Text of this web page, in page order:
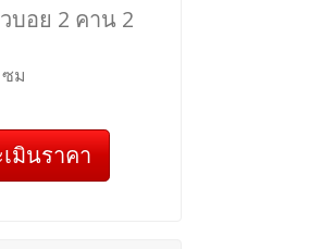
บอย 2 คาน 2
ม
มินราคา